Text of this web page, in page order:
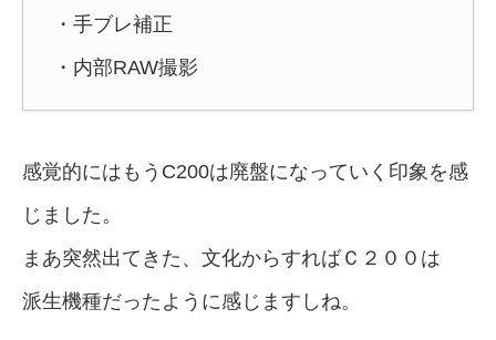
・手ブレ補正
・内部RAW撮影
感覚的にはもうC200は廃盤になっていく印象を感
じました。
まあ突然出てきた、文化からすればＣ２００は
派生機種だったように感じますしね。